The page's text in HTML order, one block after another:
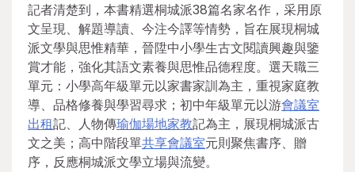
記者清楚到，本書精選桐城派38篇名家名作，采用原
文呈現、解題導讀、今注今譯等情勢，旨在展現桐城
派文學與思惟精華，晉陞中小學生古文閱讀興趣與鑒
賞才能，強化其語文素養與思惟品德程度。選天職三
單元：小學高年級單元以家書家訓為主，重視家庭教
導、品格修養與學習尋求；初中年級單元以游會議室
出租記、人物傳瑜伽場地家教記為主，展現桐城派古
文之美；高中階段單共享會議室元則聚焦書序、贈
序，反應桐城派文學立場與流變。